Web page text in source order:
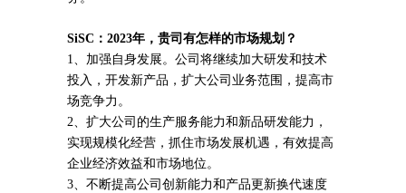
SiSC： 2023年，贵司有怎样的市场规划？
1、加强自身发展。公司将继续加大研发和技术
投入，开发新产品，扩大公司业务范围，提高市
场竞争力。
2、扩大公司的生产服务能力和新品研发能力，
实现规模化经营，抓住市场发展机遇，有效提高
企业经济效益和市场地位。
3、不断提高公司创新能力和产品更新换代速度